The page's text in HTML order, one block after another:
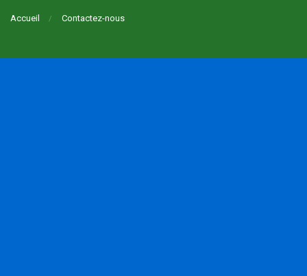
Accueil Contactez-nous